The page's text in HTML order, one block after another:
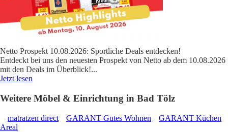
Netto Prospekt 10.08.2026: Sportliche Deals entdecken!
Entdeckt bei uns den neuesten Prospekt von Netto ab dem 10.08.2026
mit den Deals im Überblick!...
Jetzt lesen
Weitere Möbel & Einrichtung in Bad Tölz
matratzen direct GARANT Gutes Wohnen
GARANT Küchen
Areal